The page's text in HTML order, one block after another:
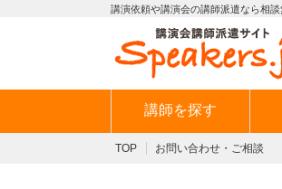
講演依頼や講演会の講師派遣なら相
講師を探す
TOP お問い合わせ・ご相談